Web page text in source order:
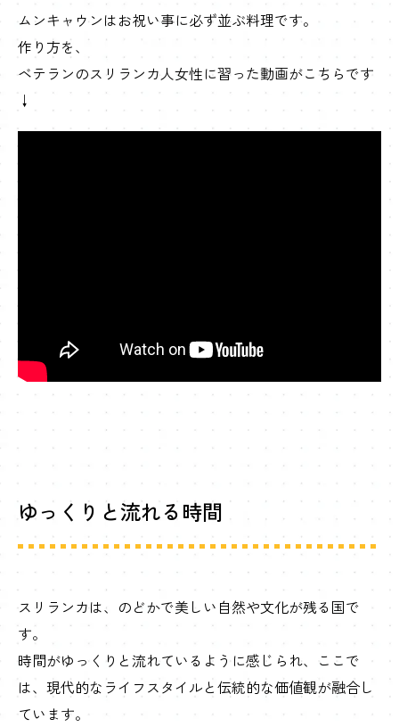
ムンキャウンはお祝い事に必ず並ぶ料理です。
作り方を、
ベテランのスリランカ人女性に習った動画がこちらです
↓
ゆっくりと流れる時間
スリランカは、のどかで美しい自然や文化が残る国で
す。
時間がゆっくりと流れているように感じられ、ここで
は、現代的なライフスタイルと伝統的な価値観が融合し
ています。